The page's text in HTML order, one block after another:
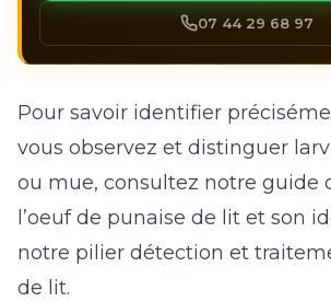
07 44 29 68 97
Pour savoir identifier
vous observez et distinguer
ou mue, consultez notre guide
l’oeuf de punaise de lit et son
notre pilier détection et
de lit.